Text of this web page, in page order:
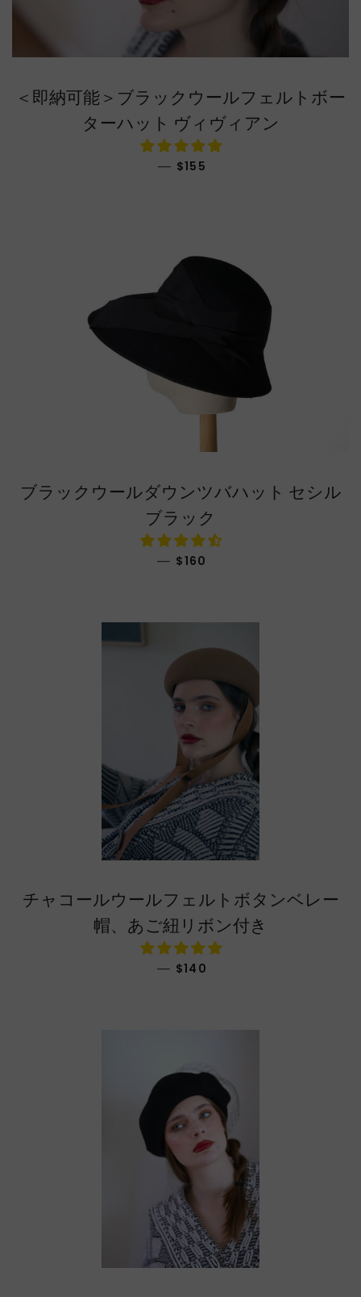
＜即納可能＞ブラックウールフェルトボー
ターハット ヴィヴィアン
— 通常価格
$155
ブラックウールダウンツバハット セシル
ブラック
— 通常価格
$160
チャコールウールフェルトボタンベレー
帽、あご紐リボン付き
— 通常価格
$140